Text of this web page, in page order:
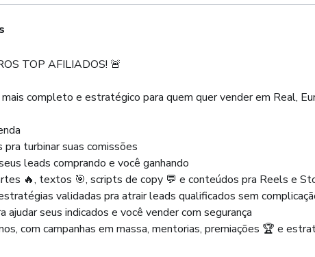
TOP AFILIADOS! 🚨
completo e estratégico para quem quer vender em Real,
turbinar suas comissões
leads comprando e você ganhando
🔥, textos 🎯, scripts de copy 💬 e conteúdos pra Reels e
validadas pra atrair leads qualificados sem
seus indicados e você vender com segurança
com campanhas em massa, mentorias, premiações 🏆 e